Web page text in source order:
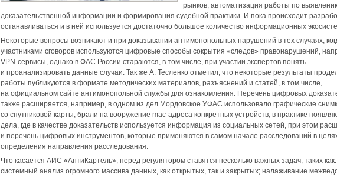
рынков, автоматизация работы по
доказательственной информации и формирования судебной практики. И пока происходит
останавливаться и в ней используется достаточно большое количество информационных
Некоторые вопросы возникают и при доказывании антимонопольных нарушений в тех случаях,
участниками сговоров используются цифровые способы сокрытия «следов» правонарушений,
VPN-сервисы, однако в ФАС России стараются, в том числе, при участии экспертов понять
и проанализировать данные случаи. Так же А. Тесленко отметил, что некоторые результаты
работы публикуются в формате методических материалов, разъяснений и статей, в том числе,
на официальном сайте антимонопольной службы для ознакомления. Перечень цифровых
также расширяется, например, в одном из дел Мордовское УФАС использовало графические
со спутниковой карты; брали на вооружение mac-адреса конкретных устройств; в практике
дела, где в качестве доказательств используется информация из социальных сетей, при этом
и перечень цифровых инструментов, которые применяются в самом начале расследований в
определения направления расследования.
Что касается АИС «АнтиКартель», перед регулятором ставятся несколько важных задач, таких как:
системный анализ огромного массива данных, как открытых, так и закрытых; налаживание